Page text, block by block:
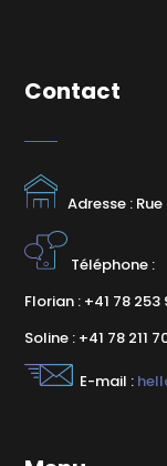
Contact
Adresse :
Téléphone :
Florian : +41 78 253
Soline : +41 78 211
E-mail :